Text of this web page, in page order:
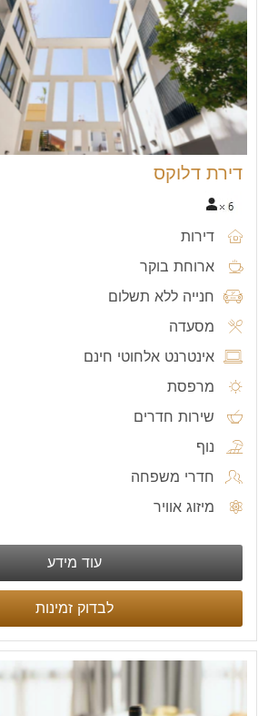
דירת דלוקס
דירות
ארוחת בוקר
חנייה ללא תשלום
מסעדה
אינטרנט אלחוטי חינם
מרפסת
שירות חדרים
נוף
חדרי משפחה
מיזוג אוויר
עוד מידע
לבדוק זמינות